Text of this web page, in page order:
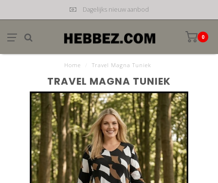
Dagelijks nieuw aanbod
0
Home Travel Magna Tuniek
TRAVEL MAGNA TUNIEK